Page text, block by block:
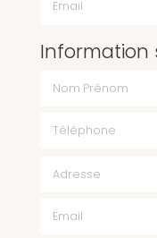
Information